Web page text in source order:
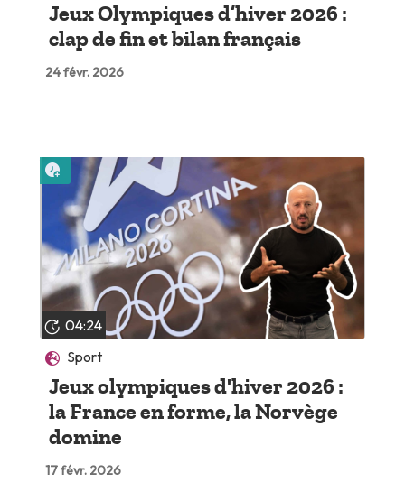
Jeux Olympiques d’hiver 2026 :
clap de fin et bilan français
24 févr. 2026
04:24
Sport
Jeux olympiques d'hiver 2026 :
la France en forme, la Norvège
domine
17 févr. 2026
Lire plus tard